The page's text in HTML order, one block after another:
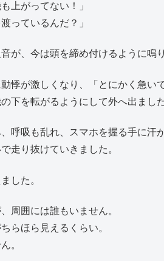
上がってない！」
っているんだ？」
が、今は頭を締め付けるように鳴
悸が激しくなり、「とにかく急い
下を転がるようにして外へ出ました
呼吸も乱れ、スマホを握る手に汗
走り抜けていきました。
した。
周囲には誰もいません。
らほら見えるくらい。
。